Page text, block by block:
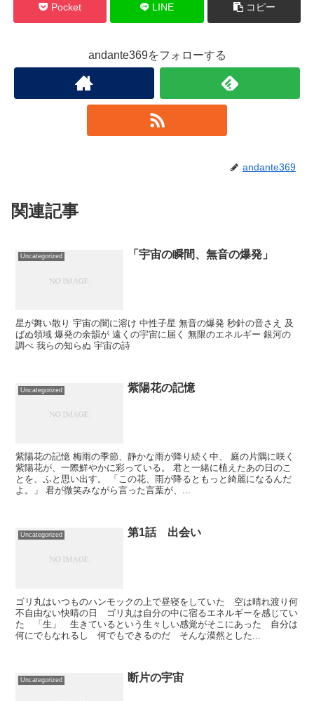
Pocket LINE コピー
andante369をフォローする
andante369
関連記事
Uncategorized 「宇宙の瞬間、無音の爆発」
星が舞い散り 宇宙の闇に溶け 中性子星 無音の爆発 秒針の音さえ 及
ばぬ領域 爆発の余韻が 遠くの宇宙に届く 無限のエネルギー 銀河の
調べ 我らの知らぬ 宇宙の詩
Uncategorized 紫陽花の記憶
紫陽花の記憶 梅雨の季節、静かな雨が降り続く中、 庭の片隅に咲く
紫陽花が、一際鮮やかに彩っている。 君と一緒に植えたあの日のこ
とを、ふと思い出す。 「この花、雨が降るともっと綺麗になるんだ
よ。」 君が微笑みながら言った言葉が、...
Uncategorized 第1話 出会い
ゴリ丸はいつものハンモックの上で昼寝をしていた 空は晴れ渡り何
不自由ない快晴の日 ゴリ丸は自分の中に宿るエネルギーを感じてい
た 「生」 生きているという生々しい感覚がそこにあった 自分は
何にでもなれるし 何でもできるのだ そんな漠然とした...
Uncategorized 断片の宇宙